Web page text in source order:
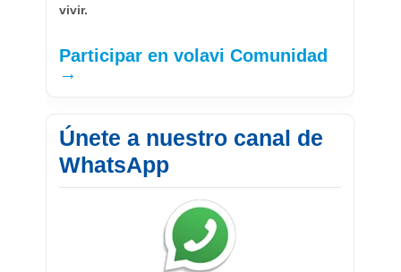
vivir.
Participar en volavi Comunidad
→
Únete a nuestro canal de
WhatsApp